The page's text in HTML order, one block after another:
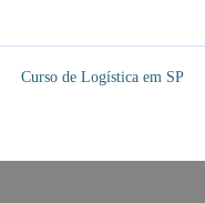
Curso de Logística em SP